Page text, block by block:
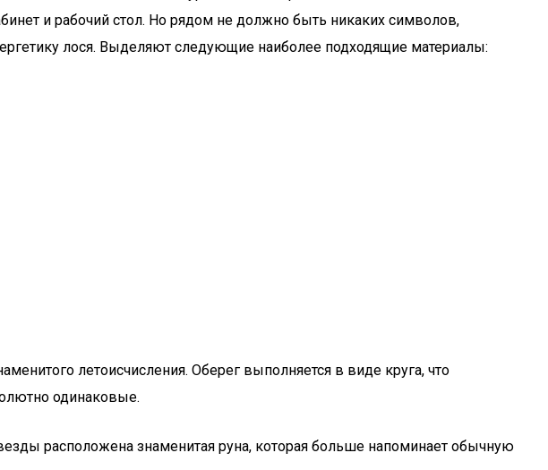
и рабочий стол. Но рядом не должно быть никаких символов,
лося. Выделяют следующие наиболее подходящие материалы:
летоисчисления. Оберег выполняется в виде круга, что
одинаковые.
расположена знаменитая руна, которая больше напоминает обычную